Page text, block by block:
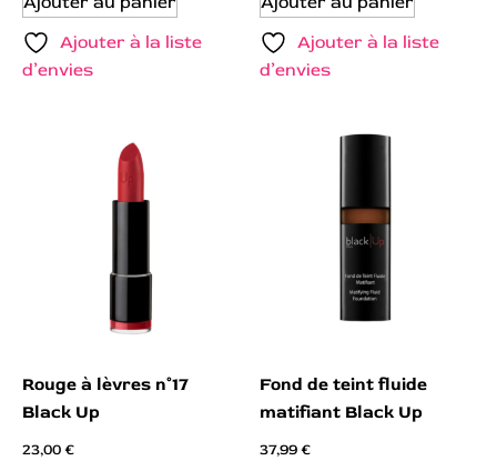
Ajouter à la liste
d’envies
Ajouter à la liste
d’envies
Rouge à lèvres n°17
Black Up
23,00€
Fond de teint fluide
matifiant Black Up
37,99€